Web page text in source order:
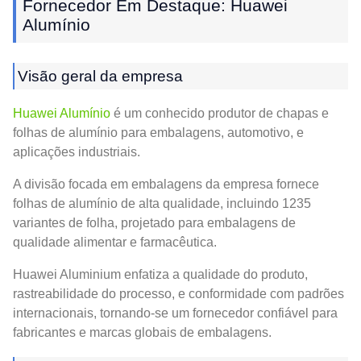
Fornecedor Em Destaque: Huawei
Alumínio
Visão geral da empresa
Huawei Alumínio é um conhecido produtor de chapas e
folhas de alumínio para embalagens, automotivo, e
aplicações industriais.
A divisão focada em embalagens da empresa fornece
folhas de alumínio de alta qualidade, incluindo 1235
variantes de folha, projetado para embalagens de
qualidade alimentar e farmacêutica.
Huawei Aluminium enfatiza a qualidade do produto,
rastreabilidade do processo, e conformidade com padrões
internacionais, tornando-se um fornecedor confiável para
fabricantes e marcas globais de embalagens.